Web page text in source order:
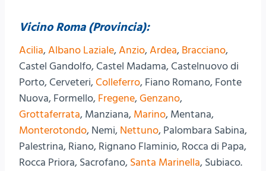
Vicino Roma (Provincia):
Acilia,Albano Laziale,Anzio,Ardea, Bracciano,
Castel Gandolfo, Castel Madama, Castelnuovo di
Porto, Cerveteri,Colleferro, Fiano Romano, Fonte
Nuova, Formello, Fregene,Genzano,
Grottaferrata, Manziana, Marino, Mentana,
Monterotondo, Nemi, Nettuno, Palombara Sabina,
Palestrina, Riano, Rignano Flaminio, Rocca di Papa,
Rocca Priora, Sacrofano, Santa Marinella, Subiaco.